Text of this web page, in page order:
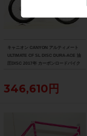
キャニオン CANYON アルティメート
ULTIMATE CF SL DISC DURA-ACE 油
圧DISC 2017年 カーボンロードバイク
346,610円